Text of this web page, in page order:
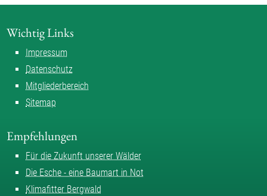
Wichtig Links
Impressum
Datenschutz
Mitgliederbereich
Sitemap
Empfehlungen
Für die Zukunft unserer Wälder
Die Esche - eine Baumart in Not
Klimafitter Bergwald